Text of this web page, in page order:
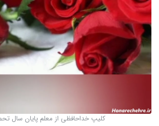
کلیپ خداحافظی از معلم پایان سال